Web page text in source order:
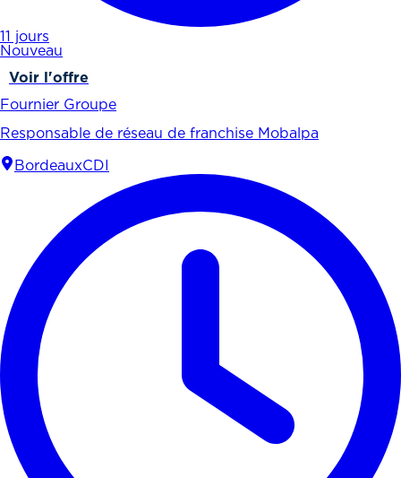
11 jours
Nouveau
Voir l'offre
Fournier Groupe
Responsable de réseau de franchise Mobalpa
BordeauxCDI